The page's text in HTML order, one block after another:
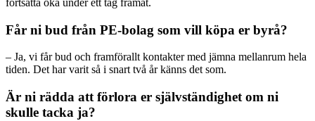
fortsätta öka under ett tag framåt.
Får ni bud från PE-bolag som vill köpa er byrå?
– Ja, vi får bud och framförallt kontakter med jämna mellanrum hela
tiden. Det har varit så i snart två år känns det som.
Är ni rädda att förlora er självständighet om ni
skulle tacka ja?